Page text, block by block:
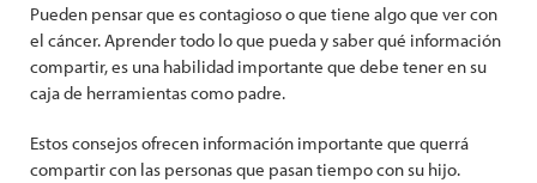
Pueden pensar que es contagioso o que tiene algo que ver con
el cáncer. Aprender todo lo que pueda y saber qué información
compartir, es una habilidad importante que debe tener en su
caja de herramientas como padre.
Estos consejos ofrecen información importante que querrá
compartir con las personas que pasan tiempo con su hijo.